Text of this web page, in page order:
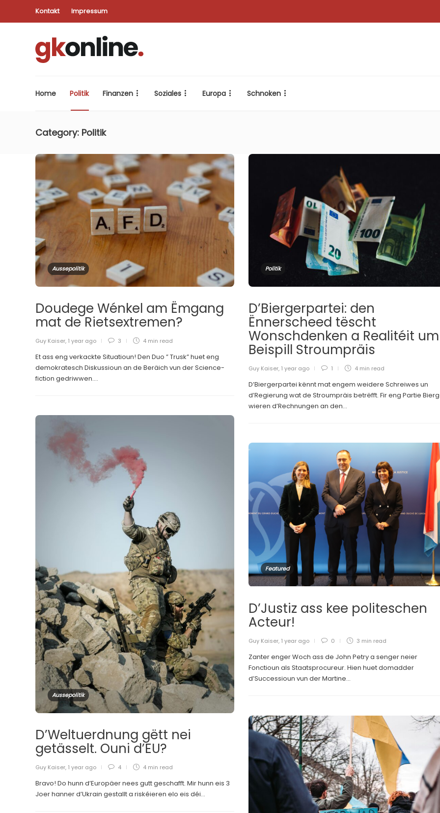
Kontakt Impressum
Home Politik Finanzen Soziales Europa Schnoken
Category: Politik
Aussepolitik
Doudege Wénkel am Ëmgang
mat de Rietsextremen?
Guy Kaiser, 1 year ago 3 4 min read
Et ass eng verkackte Situatioun! Den Duo ” Trusk” huet eng
demokratesch Diskussioun an de Beräich vun der Science-
fiction gedriwwen....
Politik
D’Biergerpartei: den
Ënnerscheed tëscht
Wonschdenken a Realitéit um
Beispill Stroumpräis
Guy Kaiser, 1 year ago 1 4 min read
D’Biergerpartei kënnt mat engem weidere Schreiwes un
d’Regierung wat de Stroumpräis betrëfft. Fir eng Partie
wieren d’Rechnungen an den...
Aussepolitik
D’Weltuerdnung gëtt nei
getässelt. Ouni d’EU?
Guy Kaiser, 1 year ago 4 4 min read
Bravo! Do hunn d’Europäer nees gutt geschafft. Mir hunn eis 3
Joer hanner d’Ukrain gestallt a riskéieren elo eis déi...
Featured
D’Justiz ass kee politeschen
Acteur!
Guy Kaiser, 1 year ago 0 3 min read
Zanter enger Woch ass de John Petry a senger neier
Fonctioun als Staatsprocureur. Hien huet domadder
d’Successioun vun der Martine...